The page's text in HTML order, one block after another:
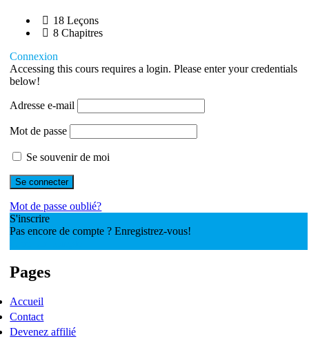
18 Leçons
8 Chapitres
Connexion
Accessing this cours requires a login. Please enter your credentials
below!
Adresse e-mail
Mot de passe
Se souvenir de moi
Mot de passe oublié?
S'inscrire
Pas encore de compte ? Enregistrez-vous!
Pages
Accueil
Contact
Devenez affilié